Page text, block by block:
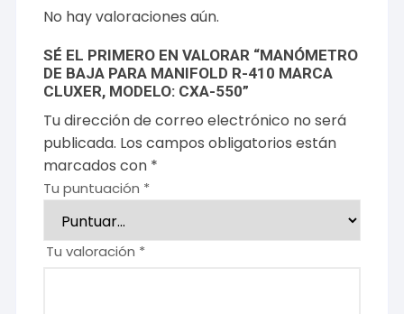
No hay valoraciones aún.
SÉ EL PRIMERO EN VALORAR “MANÓMETRO
DE BAJA PARA MANIFOLD R-410 MARCA
CLUXER, MODELO: CXA-550”
Tu dirección de correo electrónico no será
publicada. Los campos obligatorios están
marcados con *
Tu puntuación *
Tu valoración *